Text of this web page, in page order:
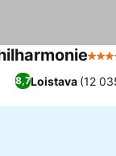
5
8,7Loistava (12